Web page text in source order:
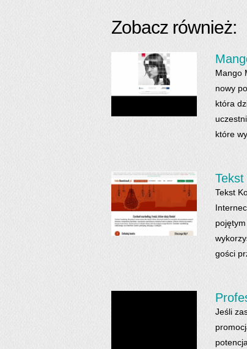
Zobacz również:
Mango
nowy
która
które
Tekst
gości
Jeśli